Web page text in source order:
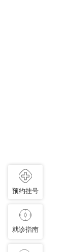
预约挂号
就诊指南